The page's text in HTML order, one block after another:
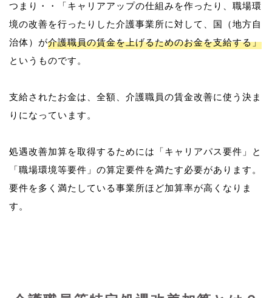
つまり・・「キャリアアップの仕組みを作ったり、職場環
境の改善を行ったりした介護事業所に対して、国（地方自
治体）が介護職員の賃金を上げるためのお金を支給する」
というものです。
支給されたお金は、全額、介護職員の賃金改善に使う決ま
りになっています。
処遇改善加算を取得するためには「キャリアパス要件」と
「職場環境等要件」の算定要件を満たす必要があります。
要件を多く満たしている事業所ほど加算率が高くなりま
す。